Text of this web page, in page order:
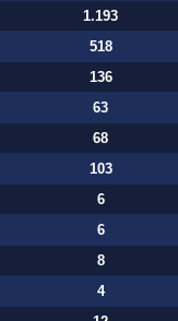
1.193
518
136
63
68
103
6
6
8
4